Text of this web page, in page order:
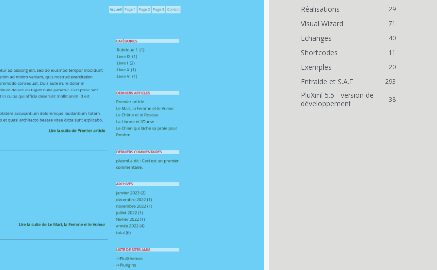
29
Réalisations
71
Visual Wizard
40
Echanges
11
Shortcodes
20
Exemples
293
Entraide et S.A.T
38
PluXml 5.5 - version de
développement